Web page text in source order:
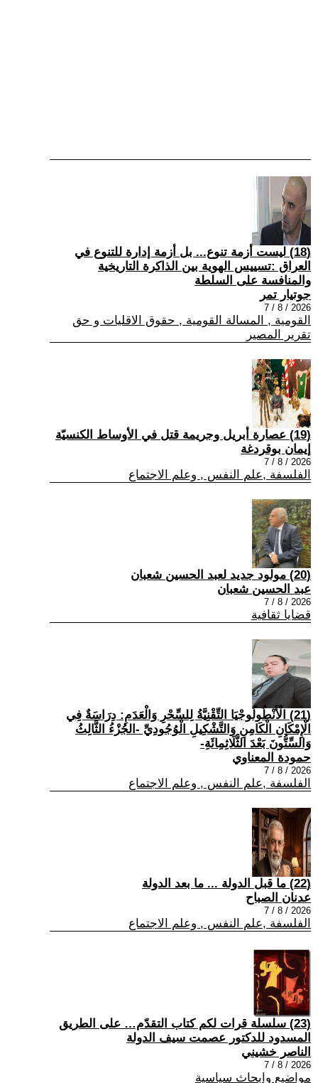
(18) ليست أزمة تنوع... بل أزمة إدارة للتنوع في
العراق :تسييس الهوية بين الذاكرة التاريخية
والمنافسة على السلطة
جوتيار تمر
2026 / 8 / 7
القومية , المسالة القومية , حقوق الاقليات و حق
تقرير المصير
(19) عصارة أبريل وجريمة قتل في الأوساط الكنسيّة
إيمان بوقردغة
2026 / 8 / 7
الفلسفة ,علم النفس , وعلم الاجتماع
(20) مولود جديد لعبد الحسين شعبان
عبد الحسين شعبان
2026 / 8 / 7
قضايا ثقافية
(21) الْأَنْطُولُوجْيَا التِّقْنِيَّةُ لِلسِّحْرِ وَالْعَدَمِ: دِرَاسَةٌ فِي
الْإِمْكَانِ الْكَامِنِ وَالتَّشْكِيلِ الْوُجُودِيِّ -الجُزْءُ الثَّالِثُ
وَالسِّتُّونَ بَعْدَ الثَّلَاثِمِائَةِ-
حمودة المعناوي
2026 / 8 / 7
الفلسفة ,علم النفس , وعلم الاجتماع
(22) ما قبل الدولة ... ما بعد الدولة
عدنان الصباح
2026 / 8 / 7
الفلسفة ,علم النفس , وعلم الاجتماع
(23) سلسلة قرات لكم كتاب التقدّم… على الطريق
المسدود للدكتور عصمت سيف الدولة
الناصر خشيني
2026 / 8 / 7
مواضيع وابحاث سياسية